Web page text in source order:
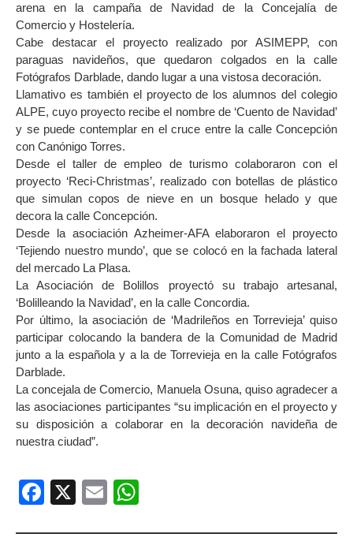
arena en la campaña de Navidad de la Concejalía de
Comercio y Hostelería.
Cabe destacar el proyecto realizado por ASIMEPP, con
paraguas navideños, que quedaron colgados en la calle
Fotógrafos Darblade, dando lugar a una vistosa decoración.
Llamativo es también el proyecto de los alumnos del colegio
ALPE, cuyo proyecto recibe el nombre de ‘Cuento de Navidad’
y se puede contemplar en el cruce entre la calle Concepción
con Canónigo Torres.
Desde el taller de empleo de turismo colaboraron con el
proyecto ‘Reci-Christmas’, realizado con botellas de plástico
que simulan copos de nieve en un bosque helado y que
decora la calle Concepción.
Desde la asociación Azheimer-AFA elaboraron el proyecto
‘Tejiendo nuestro mundo’, que se colocó en la fachada lateral
del mercado La Plasa.
La Asociación de Bolillos proyectó su trabajo artesanal,
‘Bolilleando la Navidad’, en la calle Concordia.
Por último, la asociación de ‘Madrileños en Torrevieja’ quiso
participar colocando la bandera de la Comunidad de Madrid
junto a la española y a la de Torrevieja en la calle Fotógrafos
Darblade.
La concejala de Comercio, Manuela Osuna, quiso agradecer a
las asociaciones participantes “su implicación en el proyecto y
su disposición a colaborar en la decoración navideña de
nuestra ciudad”.
Facebook
X Email